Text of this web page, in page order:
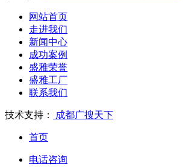
网站首页
走进我们
新闻中心
成功案例
盛雅荣誉
盛雅工厂
联系我们
技术支持： 成都广搜天下
首页
电话咨询